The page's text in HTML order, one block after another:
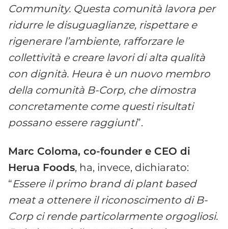
Community. Questa comunità lavora per
ridurre le disuguaglianze, rispettare e
rigenerare l’ambiente, rafforzare le
collettività e creare lavori di alta qualità
con dignità. Heura è un nuovo membro
della comunità B-Corp, che dimostra
concretamente come questi risultati
possano essere raggiunti”.
Marc Coloma, co-founder e CEO di
Herua Foods, ha, invece, dichiarato:
“Essere il primo brand di plant based
meat a ottenere il riconoscimento di B-
Corp ci rende particolarmente orgogliosi.